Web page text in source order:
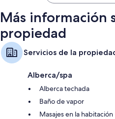
Más información
propiedad
Servicios de la
Alberca/spa
Alberca techada
Baño de vapor
Masajes en la habitación